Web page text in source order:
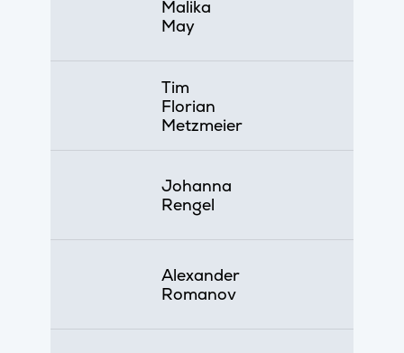
Malika
May
Tim
Florian
Metzmeier
Johanna
Rengel
Alexander
Romanov